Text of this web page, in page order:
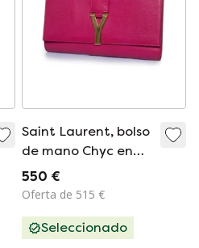
Saint Laurent, bolso
de mano Chyc en
rosa fucsia
550 €
Oferta de 515 €
Seleccionado